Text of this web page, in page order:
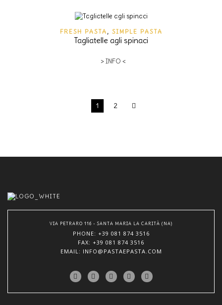
FRESH PASTA , SIMPLE PASTA
Tagliatelle agli spinaci
> INFO <
1 2
VIA PETRARO 116 - SANTA MARIA LA CARITÀ (NA)
PHONE: +39 081 874 3516
FAX: +39 081 874 3516
EMAIL : INFO@PASTAEPASTA.COM